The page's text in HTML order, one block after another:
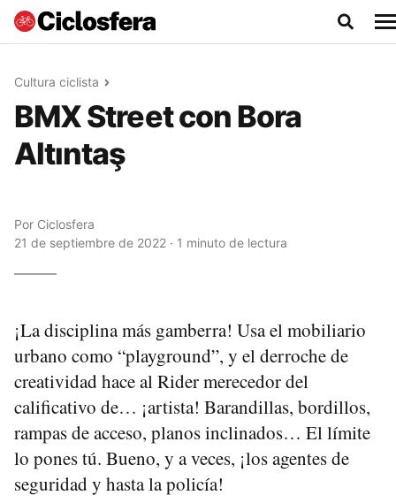
Cultura ciclista
BMX Street con Bora
Altıntaş
Por Ciclosfera
21 de septiembre de 2022 · 1 minuto de lectura
¡La disciplina más gamberra! Usa el mobiliario
urbano como “playground”, y el derroche de
creatividad hace al Rider merecedor del
calificativo de… ¡artista! Barandillas, bordillos,
rampas de acceso, planos inclinados… El límite
lo pones tú. Bueno, y a veces, ¡los agentes de
seguridad y hasta la policía!